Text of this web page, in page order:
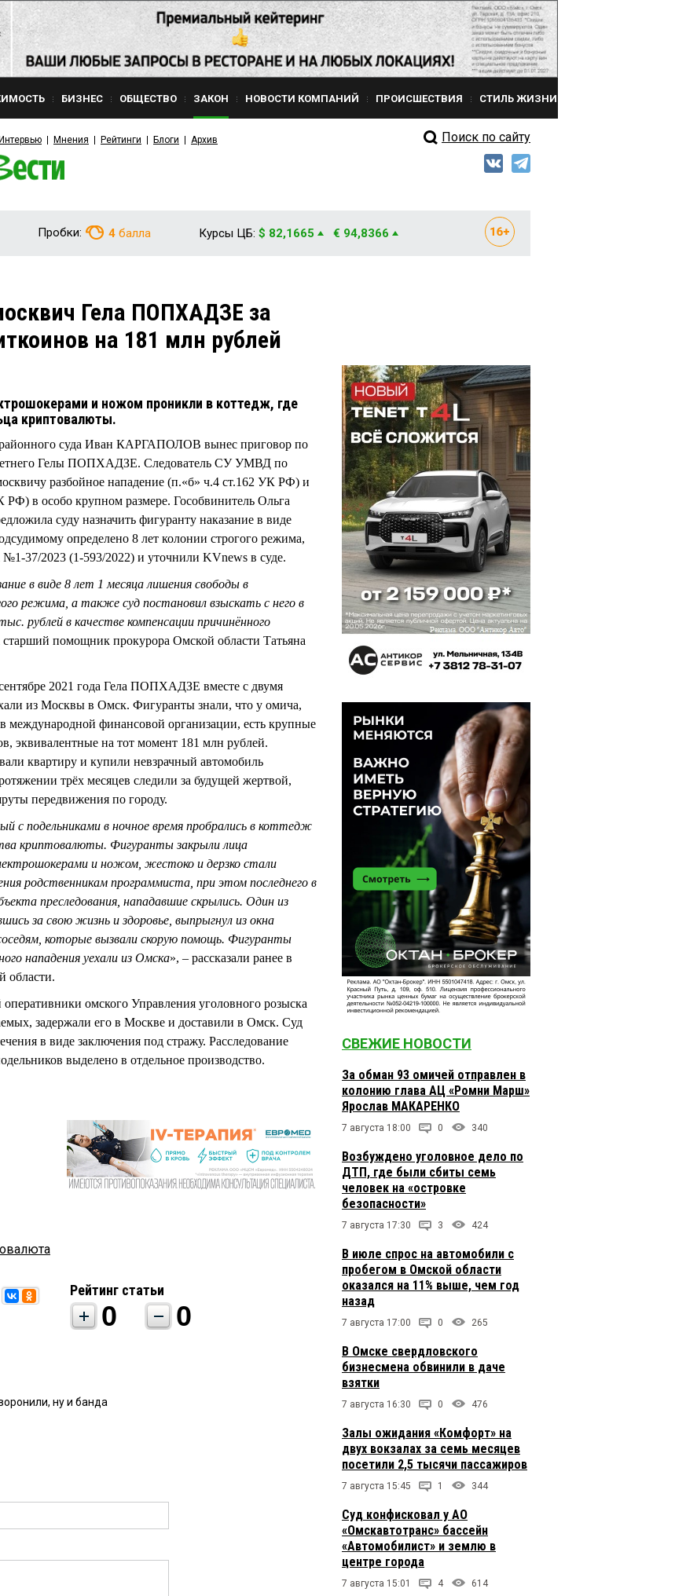
БИЗНЕС ОБЩЕСТВО ЗАКОН НОВОСТИ КОМПАНИЙ ПРОИСШЕСТВИЯ СТИЛЬ ЖИЗНИ
Интервью Мнения Рейтинги Блоги Архив Поиск по сайту
Пробки: 4 балла Курсы ЦБ: $ 82,1665 € 94,8366
Гела ПОПХАДЗЕ за
на 181 млн рублей
и ножом проникли в коттедж, где
криптовалюты.
районного суда Иван КАРГАПОЛОВ вынес приговор по
Гелы ПОПХАДЗЕ. Следователь СУ УМВД по
разбойное нападение (п.«б» ч.4 ст.162 УК РФ) и
РФ) в особо крупном размере. Гособвинитель Ольга
суду назначить фигуранту наказание в виде
определено 8 лет колонии строгого режима,
№1-37/2023 (1-593/2022) и уточнили KVnews в суде.
в виде 8 лет 1 месяца лишения свободы в
режима, а также суд постановил взыскать с него в
рублей в качестве компенсации причинённого
старший помощник прокурора Омской области Татьяна
2021 года Гела ПОПХАДЗЕ вместе с двумя
из Москвы в Омск. Фигуранты знали, что у омича,
международной финансовой организации, есть крупные
эквивалентные на тот момент 181 млн рублей.
квартиру и купили невзрачный автомобиль
трёх месяцев следили за будущей жертвой,
передвижения по городу.
с подельниками в ночное время пробрались в коттедж
криптовалюты. Фигуранты закрыли лица
и ножом, жестоко и дерзко стали
родственникам программиста, при этом последнего в
преследования, нападавшие скрылись. Один из
за свою жизнь и здоровье, выпрыгнул из окна
которые вызвали скорую помощь. Фигуранты
нападения уехали из Омска», – рассказали ранее в
области.
омского Управления уголовного розыска
задержали его в Москве и доставили в Омск. Суд
в виде заключения под стражу. Расследование
выделено в отдельное производство.
Рейтинг статьи
0 0
ну и банда
СВЕЖИЕ НОВОСТИ
За обман 93 омичей отправлен в
колонию глава АЦ «Ромни Марш»
Ярослав МАКАРЕНКО
7 августа 18:00 0 340
Возбуждено уголовное дело по
ДТП, где были сбиты семь
человек на «островке
безопасности»
7 августа 17:30 3 424
В июле спрос на автомобили с
пробегом в Омской области
оказался на 11% выше, чем год
назад
7 августа 17:00 0 265
В Омске свердловского
бизнесмена обвинили в даче
взятки
7 августа 16:30 0 476
Залы ожидания «Комфорт» на
двух вокзалах за семь месяцев
посетили 2,5 тысячи пассажиров
7 августа 15:45 1 344
Суд конфисковал у АО
«Омскавтотранс» бассейн
«Автомобилист» и землю в
центре города
7 августа 15:01 4 614